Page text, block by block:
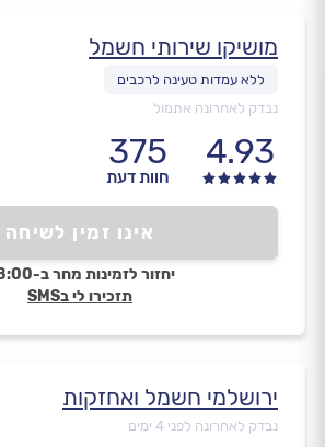
מושיקו שירותי חשמל
נבדק לאחרונה אתמול
4.93
375
חוות דעת
אינו זמין לשיחה
יחזור לזמינות מחר ב-08:00
תזכירו לי בSMS
ירושלמי חשמל ואחזקות
נבדק לאחרונה לפני 4 ימים